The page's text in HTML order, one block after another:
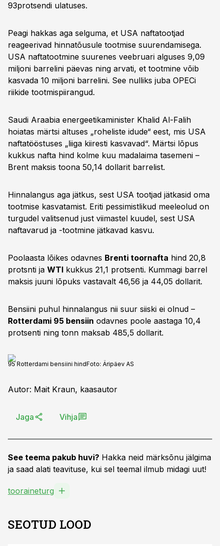
93protsendi ulatuses.
Peagi hakkas aga selguma, et USA naftatootjad
reageerivad hinnatõusule tootmise suurendamisega.
USA naftatootmine suurenes veebruari alguses 9,09
miljoni barrelini päevas ning arvati, et tootmine võib
kasvada 10 miljoni barrelini. See nulliks juba OPECi
riikide tootmispiirangud.
Saudi Araabia energeetikaminister Khalid Al-Falih
hoiatas märtsi altuses „roheliste idude“ eest, mis USA
naftatööstuses „liiga kiiresti kasvavad“. Märtsi lõpus
kukkus nafta hind kolme kuu madalaima tasemeni –
Brent maksis toona 50,14 dollarit barrelist.
Hinnalangus aga jätkus, sest USA tootjad jätkasid oma
tootmise kasvatamist. Eriti pessimistlikud meeleolud on
turgudel valitsenud just viimastel kuudel, sest USA
naftavarud ja -tootmine jätkavad kasvu.
Poolaasta lõikes odavnes Brenti toornafta hind 20,8
protsnti ja WTI kukkus 21,1 protsenti. Kummagi barrel
maksis juuni lõpuks vastavalt 46,56 ja 44,05 dollarit.
Bensiini puhul hinnalangus nii suur siiski ei olnud –
Rotterdami 95 bensiin odavnes poole aastaga 10,4
protsenti ning tonn maksab 485,5 dollarit.
95 Rotterdami bensiini hindFoto: Äripäev AS
Autor: Mait Kraun, kaasautor
Jaga Vihja
See teema pakub huvi? Hakka neid märksõnu jälgima
ja saad alati teavituse, kui sel teemal ilmub midagi uut!
tooraineturg
SEOTUD LOOD